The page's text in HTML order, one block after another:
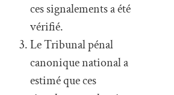
ces signalements a été
vérifié.
Le Tribunal pénal
canonique national a
estimé que ces